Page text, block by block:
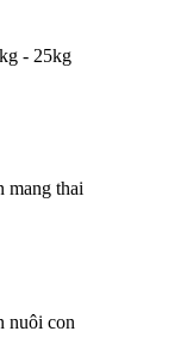
- 25kg
mang thai
nuôi con